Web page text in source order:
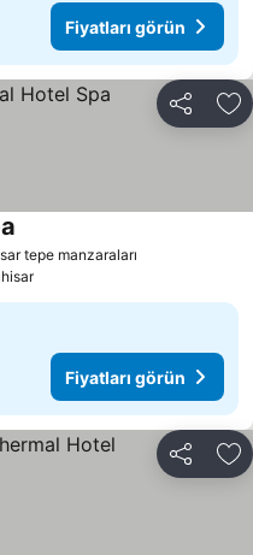
Fiyatları görün
Paylaş
tepe manzaraları
Fiyatları görün
Paylaş